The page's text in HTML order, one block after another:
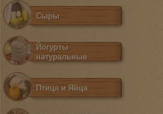
Сыры
Йогурты
натуральные
Птица и Яйца